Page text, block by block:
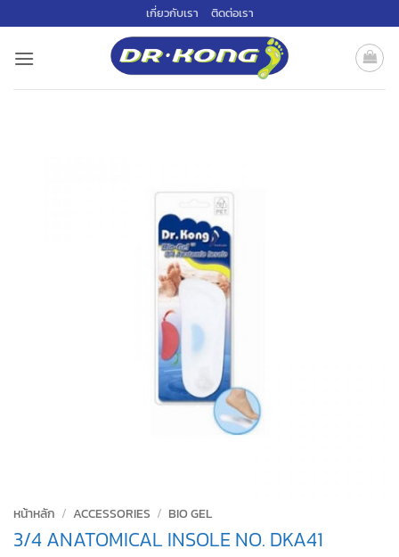
ไป
เกี่ยวกับเรา ติดต่อเรา
หน้าหลัก / ACCESSORIES / BIO GEL
3/4 ANATOMICAL INSOLE NO. DKA41